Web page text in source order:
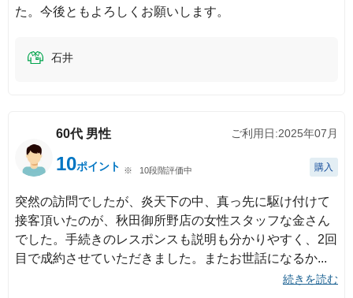
た。今後ともよろしくお願いします。
石井
60代 男性 ご利用日:2025年07月
10ポイント 10段階評価中 購入
突然の訪問でしたが、炎天下の中、真っ先に駆け付けて
接客頂いたのが、秋田御所野店の女性スタッフな金さん
でした。手続きのレスポンスも説明も分かりやすく、2回
目で成約させていただきました。またお世話になるか
続きを読む